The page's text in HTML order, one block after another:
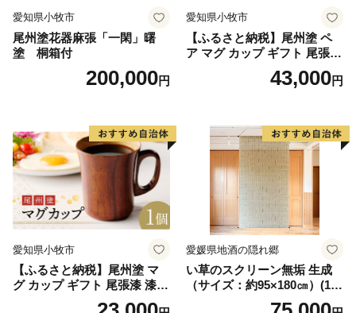
愛知県小牧市
尾州塗花器麻張「一閑」曙
塗 桐箱付
200,000円
愛知県小牧市
【ふるさと納税】尾州塗 ペ
ア マグ カップ ギフト 尾張漆
漆 漆器 漆器工芸 工芸品 芸術
性 実用性 抗菌性 美味しく安
抗ウイルス効果 お取り寄せ
愛知県 小牧市 送料無料
43,000円
愛知県小牧市
【ふるさと納税】尾州塗 マ
グ カップ ギフト 尾張漆 漆
漆器 漆器工芸 工芸品 芸術性
愛媛県地酒の隠れ郷
い草のスクリーン無垢 生成
（サイズ：約95×180㎝）(14